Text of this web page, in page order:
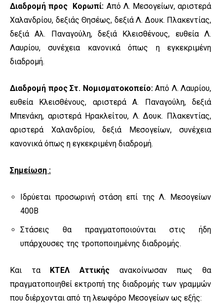
Διαδρομή προς Κορωπί: Από Λ. Μεσογείων, αριστερά
Χαλανδρίου, δεξιάς Θησέως, δεξιά Λ. Δουκ. Πλακεντίας,
δεξιά Αλ. Παναγούλη, δεξιά Κλεισθένους, ευθεία Λ.
Λαυρίου, συνέχεια κανονικά όπως η εγκεκριμένη
διαδρομή.
Διαδρομή προς Στ. Νομισματοκοπείο: Από Λ. Λαυρίου,
ευθεία Κλεισθένους, αριστερά Α. Παναγούλη, δεξιά
Μπενάκη, αριστερά Ηρακλείτου, Λ. Δουκ. Πλακεντίας,
αριστερά Χαλανδρίου, δεξιά Μεσογείων, συνέχεια
κανονικά όπως η εγκεκριμένη διαδρομή.
Σημείωση :
Ιδρύεται προσωρινή στάση επί της Λ. Μεσογείων
400Β
Στάσεις θα πραγματοποιούνται στις ήδη
υπάρχουσες της τροποποιημένης διαδρομής.
Και τα ΚΤΕΛ Αττικής ανακοίνωσαν πως θα
πραγματοποιηθεί εκτροπή της διαδρομής των γραμμών
που διέρχονται από τη λεωφόρο Μεσογείων ως εξής: